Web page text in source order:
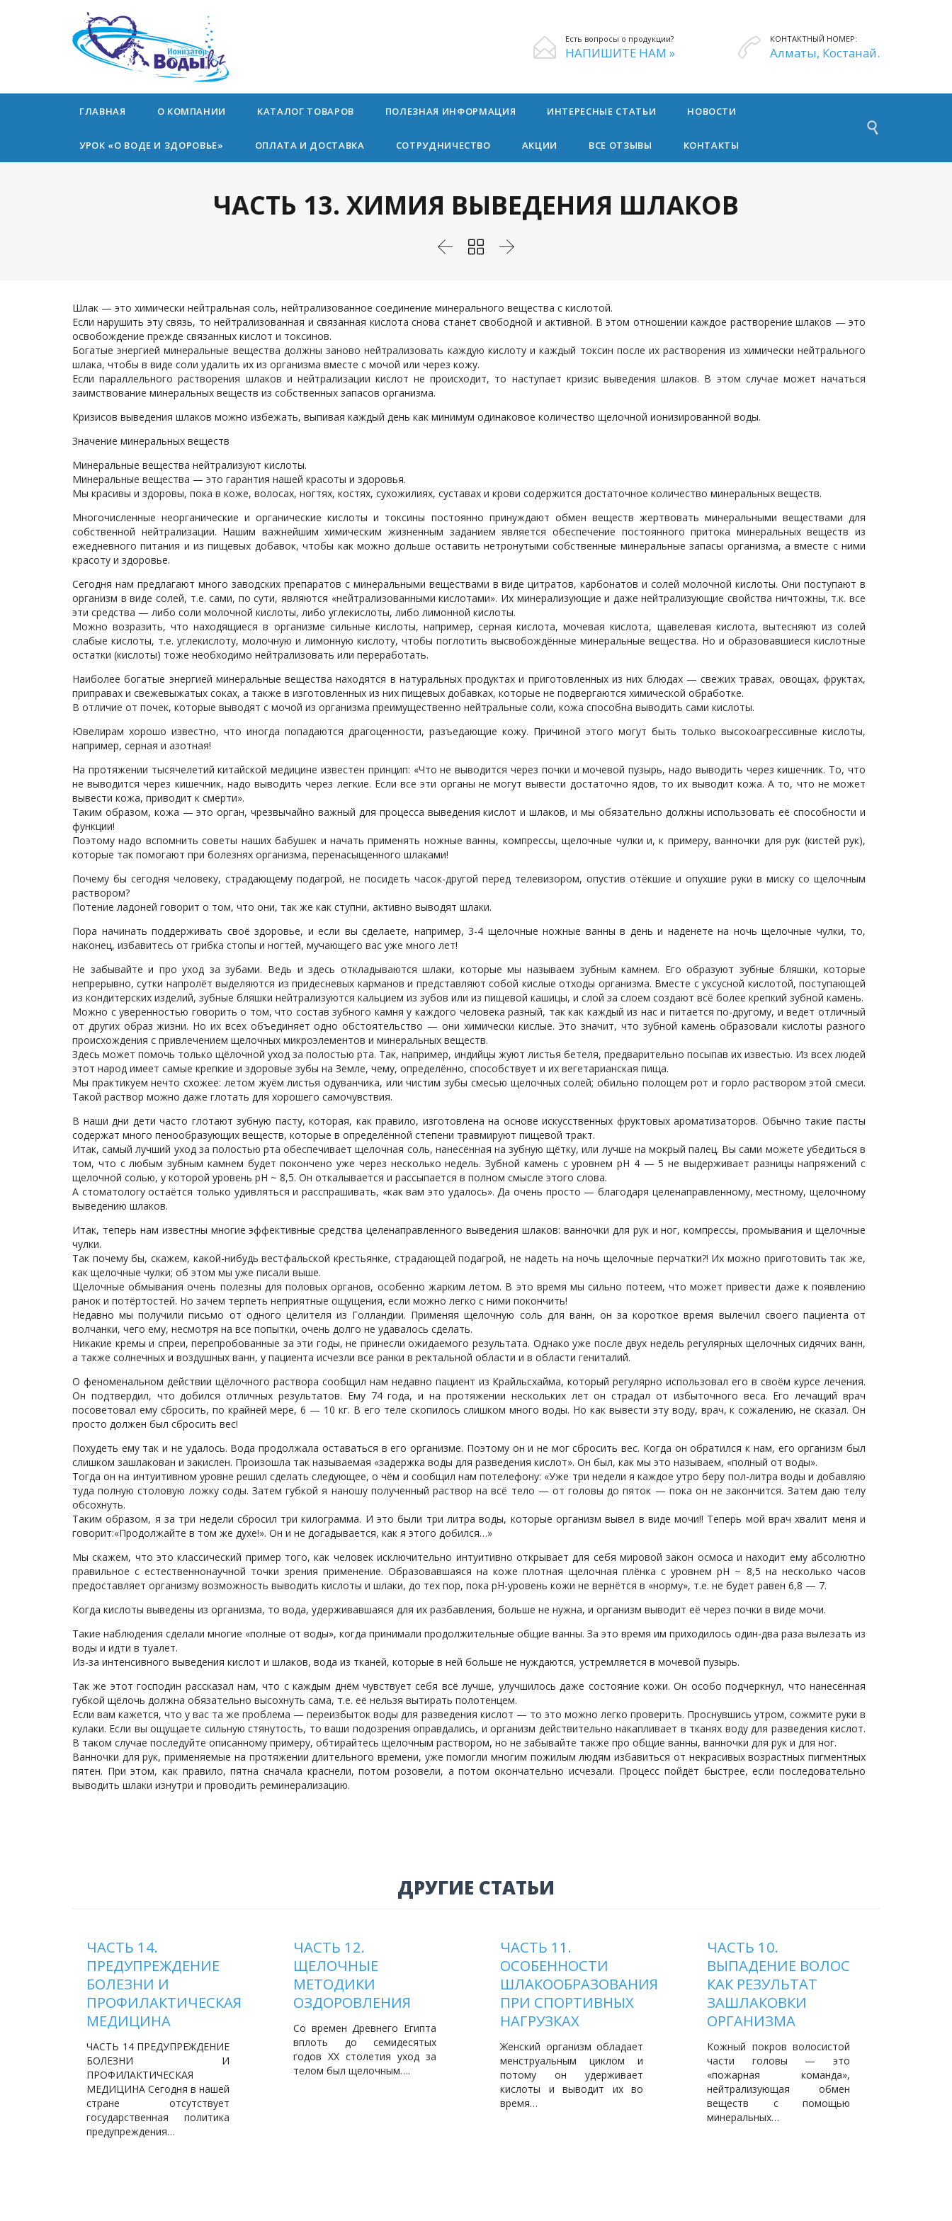
 Есть вопросы о продукции?
НАПИШИТЕ НАМ »  КОНТАКТНЫЙ НОМЕР:
Алматы, Костанай.
to
ГЛАВНАЯ О КОМПАНИИ КАТАЛОГ ТОВАРОВ ПОЛЕЗНАЯ ИНФОРМАЦИЯ ИНТЕРЕСНЫЕ СТАТЬИ НОВОСТИ
УРОК «О ВОДЕ И ЗДОРОВЬЕ» ОПЛАТА И ДОСТАВКА СОТРУДНИЧЕСТВО АКЦИИ ВСЕ ОТЗЫВЫ КОНТАКТЫ

ЧАСТЬ 13. ХИМИЯ ВЫВЕДЕНИЯ ШЛАКОВ
  
Шлак — это химически нейтральная соль, нейтрализованное соединение минерального вещества с кислотой.
Если нарушить эту связь, то нейтрализованная и связанная кислота снова станет свободной и активной. В этом отношении каждое растворение шлаков — это
освобождение прежде связанных кислот и токсинов.
Богатые энергией минеральные вещества должны заново нейтрализовать каждую кислоту и каждый токсин после их растворения из химически нейтрального
шлака, чтобы в виде соли удалить их из организма вместе с мочой или через кожу.
Если параллельного растворения шлаков и нейтрализации кислот не происходит, то наступает кризис выведения шлаков. В этом случае может начаться
заимствование минеральных веществ из собственных запасов организма.
Кризисов выведения шлаков можно избежать, выпивая каждый день как минимум одинаковое количество щелочной ионизированной воды.
Значение минеральных веществ
Минеральные вещества нейтрализуют кислоты.
Минеральные вещества — это гарантия нашей красоты и здоровья.
Мы красивы и здоровы, пока в коже, волосах, ногтях, костях, сухожилиях, суставах и крови содержится достаточное количество минеральных веществ.
Многочисленные неорганические и органические кислоты и токсины постоянно принуждают обмен веществ жертвовать минеральными веществами для
собственной нейтрализации. Нашим важнейшим химическим жизненным заданием является обеспечение постоянного притока минеральных веществ из
ежедневного питания и из пищевых добавок, чтобы как можно дольше оставить нетронутыми собственные минеральные запасы организма, а вместе с ними
красоту и здоровье.
Сегодня нам предлагают много заводских препаратов с минеральными веществами в виде цитратов, карбонатов и солей молочной кислоты. Они поступают в
организм в виде солей, т.е. сами, по сути, являются «нейтрализованными кислотами». Их минерализующие и даже нейтрализующие свойства ничтожны, т.к. все
эти средства — либо соли молочной кислоты, либо углекислоты, либо лимонной кислоты.
Можно возразить, что находящиеся в организме сильные кислоты, например, серная кислота, мочевая кислота, щавелевая кислота, вытесняют из солей
слабые кислоты, т.е. углекислоту, молочную и лимонную кислоту, чтобы поглотить высвобождённые минеральные вещества. Но и образовавшиеся кислотные
остатки (кислоты) тоже необходимо нейтрализовать или переработать.
Наиболее богатые энергией минеральные вещества находятся в натуральных продуктах и приготовленных из них блюдах — свежих травах, овощах, фруктах,
приправах и свежевыжатых соках, а также в изготовленных из них пищевых добавках, которые не подвергаются химической обработке.
В отличие от почек, которые выводят с мочой из организма преимущественно нейтральные соли, кожа способна выводить сами кислоты.
Ювелирам хорошо известно, что иногда попадаются драгоценности, разъедающие кожу. Причиной этого могут быть только высокоагрессивные кислоты,
например, серная и азотная!
На протяжении тысячелетий китайской медицине известен принцип: «Что не выводится через почки и мочевой пузырь, надо выводить через кишечник. То, что
не выводится через кишечник, надо выводить через легкие. Если все эти органы не могут вывести достаточно ядов, то их выводит кожа. А то, что не может
вывести кожа, приводит к смерти».
Таким образом, кожа — это орган, чрезвычайно важный для процесса выведения кислот и шлаков, и мы обязательно должны использовать её способности и
функции!
Поэтому надо вспомнить советы наших бабушек и начать применять ножные ванны, компрессы, щелочные чулки и, к примеру, ванночки для рук (кистей рук),
которые так помогают при болезнях организма, перенасыщенного шлаками!
Почему бы сегодня человеку, страдающему подагрой, не посидеть часок-другой перед телевизором, опустив отёкшие и опухшие руки в миску со щелочным
раствором?
Потение ладоней говорит о том, что они, так же как ступни, активно выводят шлаки.
Пора начинать поддерживать своё здоровье, и если вы сделаете, например, 3-4 щелочные ножные ванны в день и наденете на ночь щелочные чулки, то,
наконец, избавитесь от грибка стопы и ногтей, мучающего вас уже много лет!
Не забывайте и про уход за зубами. Ведь и здесь откладываются шлаки, которые мы называем зубным камнем. Его образуют зубные бляшки, которые
непрерывно, сутки напролёт выделяются из придесневых карманов и представляют собой кислые отходы организма. Вместе с уксусной кислотой, поступающей
из кондитерских изделий, зубные бляшки нейтрализуются кальцием из зубов или из пищевой кашицы, и слой за слоем создают всё более крепкий зубной камень.
Можно с уверенностью говорить о том, что состав зубного камня у каждого человека разный, так как каждый из нас и питается по-другому, и ведет отличный
от других образ жизни. Но их всех объединяет одно обстоятельство — они химически кислые. Это значит, что зубной камень образовали кислоты разного
происхождения с привлечением щелочных микроэлементов и минеральных веществ.
Здесь может помочь только щёлочной уход за полостью рта. Так, например, индийцы жуют листья бетеля, предварительно посыпав их известью. Из всех людей
этот народ имеет самые крепкие и здоровые зубы на Земле, чему, определённо, способствует и их вегетарианская пища.
Мы практикуем нечто схожее: летом жуём листья одуванчика, или чистим зубы смесью щелочных солей; обильно полощем рот и горло раствором этой смеси.
Такой раствор можно даже глотать для хорошего самочувствия.
В наши дни дети часто глотают зубную пасту, которая, как правило, изготовлена на основе искусственных фруктовых ароматизаторов. Обычно такие пасты
содержат много пенообразующих веществ, которые в определённой степени травмируют пищевой тракт.
Итак, самый лучший уход за полостью рта обеспечивает щелочная соль, нанесённая на зубную щётку, или лучше на мокрый палец. Вы сами можете убедиться в
том, что с любым зубным камнем будет покончено уже через несколько недель. Зубной камень с уровнем рН 4 — 5 не выдерживает разницы напряжений с
щелочной солью, у которой уровень рН ~ 8,5. Он откалывается и рассыпается в полном смысле этого слова.
А стоматологу остаётся только удивляться и расспрашивать, «как вам это удалось». Да очень просто — благодаря целенаправленному, местному, щелочному
выведению шлаков.
Итак, теперь нам известны многие эффективные средства целенаправленного выведения шлаков: ванночки для рук и ног, компрессы, промывания и щелочные
чулки.
Так почему бы, скажем, какой-нибудь вестфальской крестьянке, страдающей подагрой, не надеть на ночь щелочные перчатки?! Их можно приготовить так же,
как щелочные чулки; об этом мы уже писали выше.
Щелочные обмывания очень полезны для половых органов, особенно жарким летом. В это время мы сильно потеем, что может привести даже к появлению
ранок и потёртостей. Но зачем терпеть неприятные ощущения, если можно легко с ними покончить!
Недавно мы получили письмо от одного целителя из Голландии. Применяя щелочную соль для ванн, он за короткое время вылечил своего пациента от
волчанки, чего ему, несмотря на все попытки, очень долго не удавалось сделать.
Никакие кремы и спреи, перепробованные за эти годы, не принесли ожидаемого результата. Однако уже после двух недель регулярных щелочных сидячих ванн,
а также солнечных и воздушных ванн, у пациента исчезли все ранки в ректальной области и в области гениталий.
О феноменальном действии щёлочного раствора сообщил нам недавно пациент из Крайльсхайма, который регулярно использовал его в своём курсе лечения.
Он подтвердил, что добился отличных результатов. Ему 74 года, и на протяжении нескольких лет он страдал от избыточного веса. Его лечащий врач
посоветовал ему сбросить, по крайней мере, 6 — 10 кг. В его теле скопилось слишком много воды. Но как вывести эту воду, врач, к сожалению, не сказал. Он
просто должен был сбросить вес!
Похудеть ему так и не удалось. Вода продолжала оставаться в его организме. Поэтому он и не мог сбросить вес. Когда он обратился к нам, его организм был
слишком зашлакован и закислен. Произошла так называемая «задержка воды для разведения кислот». Он был, как мы это называем, «полный от воды».
Тогда он на интуитивном уровне решил сделать следующее, о чём и сообщил нам потелефону: «Уже три недели я каждое утро беру пол-литра воды и добавляю
туда полную столовую ложку соды. Затем губкой я наношу полученный раствор на всё тело — от головы до пяток — пока он не закончится. Затем даю телу
обсохнуть.
Таким образом, я за три недели сбросил три килограмма. И это были три литра воды, которые организм вывел в виде мочи!! Теперь мой врач хвалит меня и
говорит:«Продолжайте в том же духе!». Он и не догадывается, как я этого добился…»
Мы скажем, что это классический пример того, как человек исключительно интуитивно открывает для себя мировой закон осмоса и находит ему абсолютно
правильное с естественнонаучной точки зрения применение. Образовавшаяся на коже плотная щелочная плёнка с уровнем рН ~ 8,5 на несколько часов
предоставляет организму возможность выводить кислоты и шлаки, до тех пор, пока рН-уровень кожи не вернётся в «норму», т.е. не будет равен 6,8 — 7.
Когда кислоты выведены из организма, то вода, удерживавшаяся для их разбавления, больше не нужна, и организм выводит её через почки в виде мочи.
Такие наблюдения сделали многие «полные от воды», когда принимали продолжительные общие ванны. За это время им приходилось один-два раза вылезать из
воды и идти в туалет.
Из-за интенсивного выведения кислот и шлаков, вода из тканей, которые в ней больше не нуждаются, устремляется в мочевой пузырь.
Так же этот господин рассказал нам, что с каждым днём чувствует себя всё лучше, улучшилось даже состояние кожи. Он особо подчеркнул, что нанесённая
губкой щёлочь должна обязательно высохнуть сама, т.е. её нельзя вытирать полотенцем.
Если вам кажется, что у вас та же проблема — переизбыток воды для разведения кислот — то это можно легко проверить. Проснувшись утром, сожмите руки в
кулаки. Если вы ощущаете сильную стянутость, то ваши подозрения оправдались, и организм действительно накапливает в тканях воду для разведения кислот.
В таком случае последуйте описанному примеру, обтирайтесь щелочным раствором, но не забывайте также про общие ванны, ванночки для рук и для ног.
Ванночки для рук, применяемые на протяжении длительного времени, уже помогли многим пожилым людям избавиться от некрасивых возрастных пигментных
пятен. При этом, как правило, пятна сначала краснели, потом розовели, а потом окончательно исчезали. Процесс пойдёт быстрее, если последовательно
выводить шлаки изнутри и проводить реминерализацию.
ДРУГИЕ СТАТЬИ
ЧАСТЬ 14.
ПРЕДУПРЕЖДЕНИЕ
БОЛЕЗНИ И
ПРОФИЛАКТИЧЕСКАЯ
МЕДИЦИНА
ЧАСТЬ 14 ПРЕДУПРЕЖДЕНИЕ
БОЛЕЗНИ И
ПРОФИЛАКТИЧЕСКАЯ
МЕДИЦИНА Сегодня в нашей
стране отсутствует
государственная политика
предупреждения…
ЧАСТЬ 12.
ЩЕЛОЧНЫЕ
МЕТОДИКИ
ОЗДОРОВЛЕНИЯ
Со времен Древнего Египта
вплоть до семидесятых
годов ХХ столетия уход за
телом был щелочным….
ЧАСТЬ 11.
ОСОБЕННОСТИ
ШЛАКООБРАЗОВАНИЯ
ПРИ СПОРТИВНЫХ
НАГРУЗКАХ
Женский организм обладает
менструальным циклом и
потому он удерживает
кислоты и выводит их во
время…
ЧАСТЬ 10.
ВЫПАДЕНИЕ ВОЛОС
КАК РЕЗУЛЬТАТ
ЗАШЛАКОВКИ
ОРГАНИЗМА
Кожный покров волосистой
части головы — это
«пожарная команда»,
нейтрализующая обмен
веществ с помощью
минеральных…